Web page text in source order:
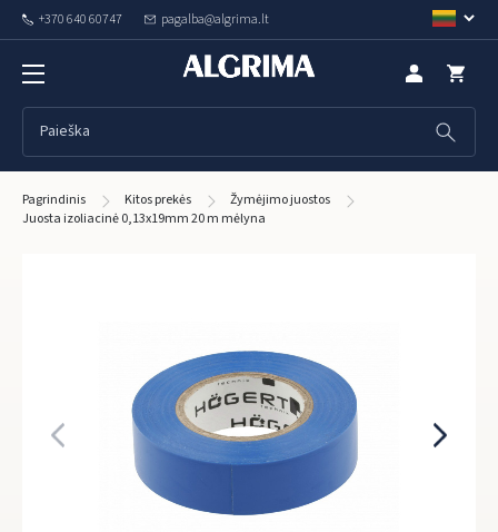
+370 640 60747 pagalba@algrima.lt
Pagrindinis Kitos prekės
Žymėjimo juostos
Juosta izoliacinė 0,13x19mm 20 m mėlyna